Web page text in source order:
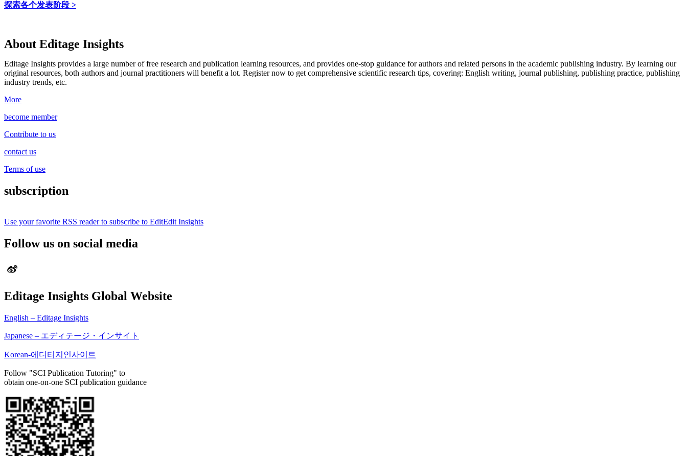
探索各个发表阶段 >
About Editage Insights
Editage Insights provides a large number of free research and publication learning resources, and provides one-stop guidance for authors and related persons in the academic publishing industry. By learning our
original resources, both authors and journal practitioners will benefit a lot. Register now to get comprehensive scientific research tips, covering: English writing, journal publishing, publishing practice, publishing
industry trends, etc.
More
become member
Contribute to us
contact us
Terms of use
subscription
Use your favorite RSS reader to subscribe to EditEdit Insights
Follow us on social media
Editage Insights Global Website
English – Editage Insights
Japanese – エディテージ・インサイト
Korean-에디티지인사이트
Follow "SCI Publication Tutoring" to
obtain one-on-one SCI publication guidance